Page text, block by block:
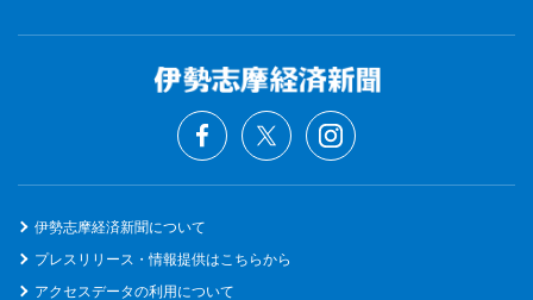
伊勢志摩経済新聞について
プレスリリース・情報提供はこちらから
アクセスデータの利用について